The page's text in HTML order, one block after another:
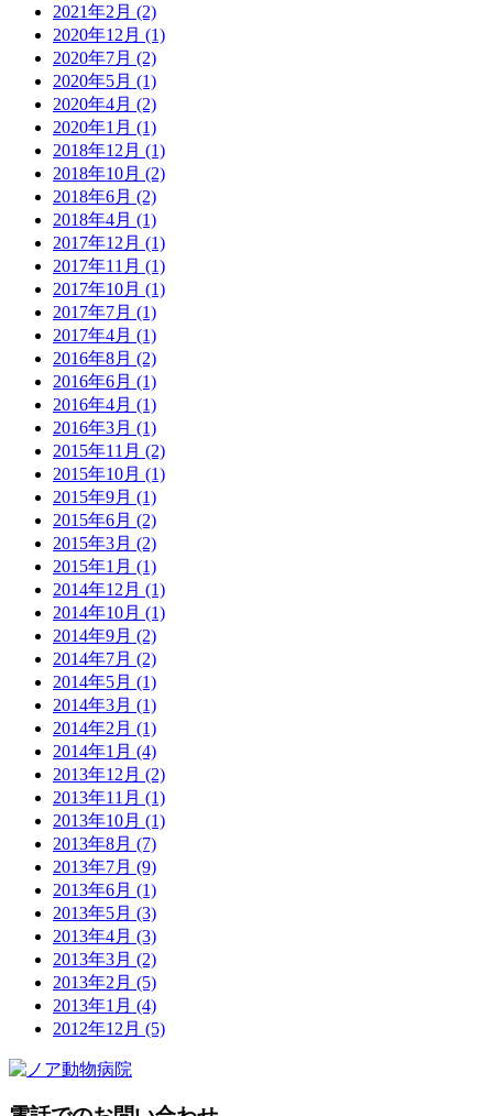
2021年2月 (2)
2020年12月 (1)
2020年7月 (2)
2020年5月 (1)
2020年4月 (2)
2020年1月 (1)
2018年12月 (1)
2018年10月 (2)
2018年6月 (2)
2018年4月 (1)
2017年12月 (1)
2017年11月 (1)
2017年10月 (1)
2017年7月 (1)
2017年4月 (1)
2016年8月 (2)
2016年6月 (1)
2016年4月 (1)
2016年3月 (1)
2015年11月 (2)
2015年10月 (1)
2015年9月 (1)
2015年6月 (2)
2015年3月 (2)
2015年1月 (1)
2014年12月 (1)
2014年10月 (1)
2014年9月 (2)
2014年7月 (2)
2014年5月 (1)
2014年3月 (1)
2014年2月 (1)
2014年1月 (4)
2013年12月 (2)
2013年11月 (1)
2013年10月 (1)
2013年8月 (7)
2013年7月 (9)
2013年6月 (1)
2013年5月 (3)
2013年4月 (3)
2013年3月 (2)
2013年2月 (5)
2013年1月 (4)
2012年12月 (5)